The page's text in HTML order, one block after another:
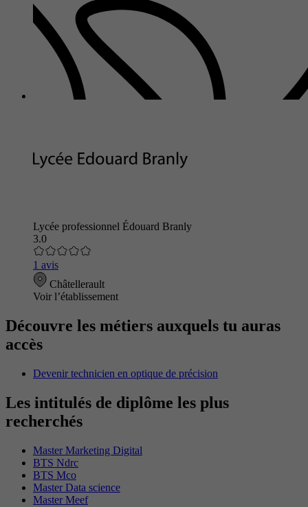
Lycée professionnel Édouard Branly
3.0
1 avis
Châtellerault
Voir l’établissement
Découvre les métiers auxquels tu auras
accès
Devenir technicien en optique de précision
Les intitulés de diplôme les plus
recherchés
Master Marketing Digital
BTS Ndrc
BTS Mco
Master Data science
Master Meef